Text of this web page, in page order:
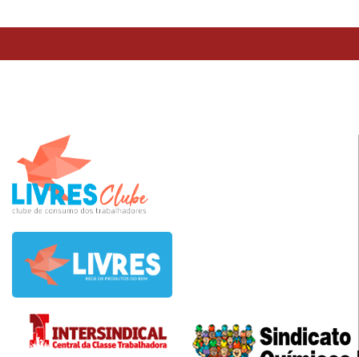
TESTE